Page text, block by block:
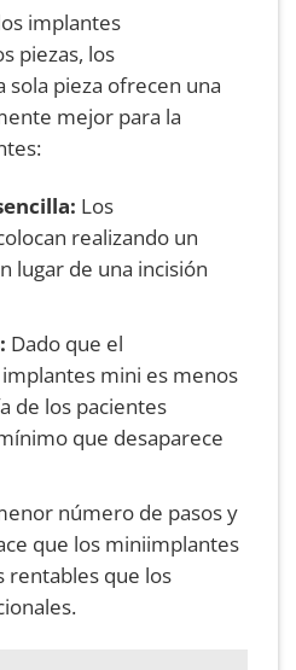
implantes
piezas, los
pieza ofrecen una
mejor para la
Los
realizando un
lugar de una incisión
Dado que el
mini es menos
de los pacientes
que desaparece
número de pasos y
que los miniimplantes
rentables que los